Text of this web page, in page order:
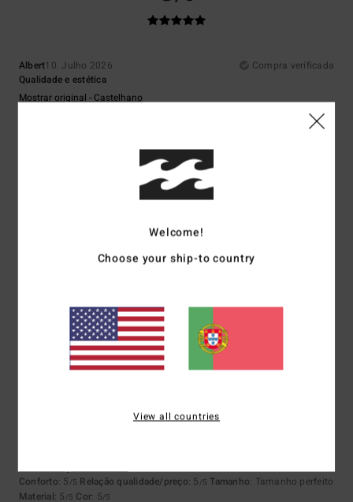
Albert10. Julho 2026
Compra verificada
Qualidade e estética
Mostrar original - Castelhano
5/5
26. Junho 2026
Compra verificada
Conforto: 5/5 Relação qualidade/preço: 5 Material: 5 Cor
5 /5
Conforto: 5 /5 Relação qualidade/preço: 5 /5 Tamanho: Tamanho perfeito
Material: 5 /5 Cor: 5/5
Welcome!
Choose your ship-to country
View all countries